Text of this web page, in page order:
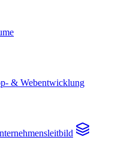
& Webentwicklung